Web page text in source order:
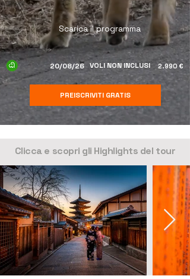
Scarica il programma
20/08/26 VOLI NON INCLUSI 2.990 €
PREISCRIVITI GRATIS
Clicca e scopri gli Highlights del tour